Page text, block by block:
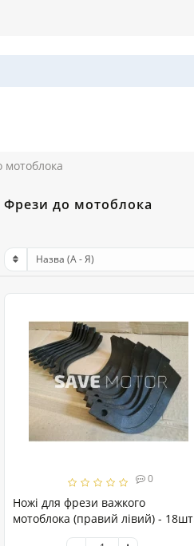
Фрези до мотоблока
0
Ножі для фрези важкого
мотоблока (правий лівий) - 18шт
ZUBR оригінал